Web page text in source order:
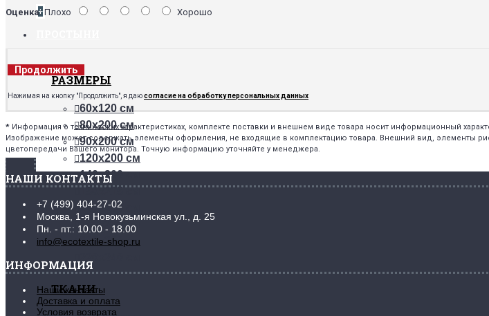
+
РАЗМЕРЫ
60х120 см
80х200 см
90х200 см
120х200 см
140х200 см
150х215 см
160х200 см
180х200 см
200х200 см
ТКАНИ
Оценка: Плохо Хорошо
Продолжить
Нажимая на кнопку "Продолжить", я даюсогласие на обработку персональных данных
* Информация о технических характеристиках, комплекте поставки и внешнем виде товара носит информационный
Изображение может содержать элементы оформления, не входящие в комплектацию товара. Внешний вид, элементы
цветопередачи Вашего монитора. Точную информацию уточняйте у менеджера.
НАШИ КОНТАКТЫ
+7 (499) 404-27-02
Москва, 1-я Новокузьминская ул., д. 25
Пн. - пт.: 10.00 - 18.00
info@ecotextile-shop.ru
ИНФОРМАЦИЯ
Наши контакты
Доставка и оплата
Условия возврата